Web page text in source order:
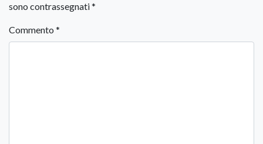
sono contrassegnati*
Commento *